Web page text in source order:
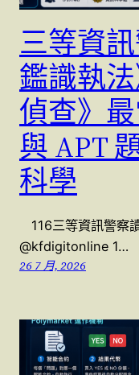
三等資
鑑識執
偵查》
與 APT
科學
116三等資訊警察
@kfdigitonline 1…
26 7 月, 2026